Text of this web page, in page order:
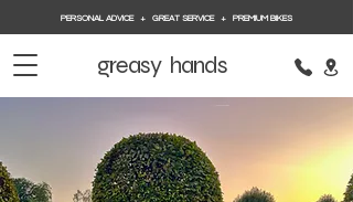
PERSONAL ADVICE + GREAT SERVICE + PREMIUM BIKES
greasy hands